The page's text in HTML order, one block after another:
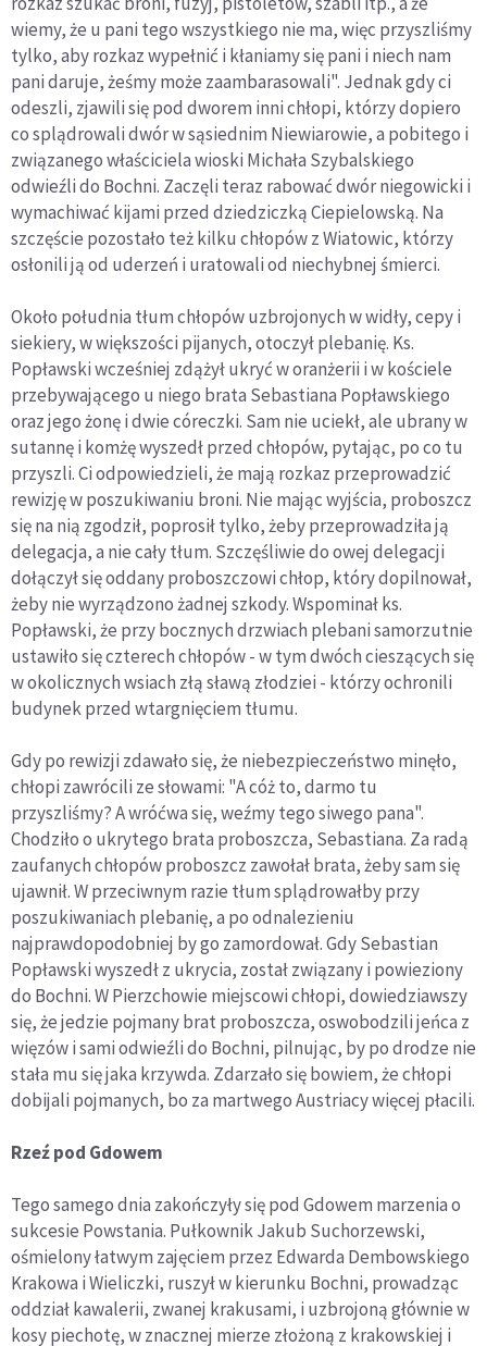
wiemy, że u pani tego wszystkiego nie ma, więc przyszliśmy
tylko, aby rozkaz wypełnić i kłaniamy się pani i niech nam
pani daruje, żeśmy może zaambarasowali". Jednak gdy ci
odeszli, zjawili się pod dworem inni chłopi, którzy dopiero
co splądrowali dwór w sąsiednim Niewiarowie, a pobitego i
związanego właściciela wioski Michała Szybalskiego
odwieźli do Bochni. Zaczęli teraz rabować dwór niegowicki i
wymachiwać kijami przed dziedziczką Ciepielowską. Na
szczęście pozostało też kilku chłopów z Wiatowic, którzy
osłonili ją od uderzeń i uratowali od niechybnej śmierci.
Około południa tłum chłopów uzbrojonych w widły, cepy i
siekiery, w większości pijanych, otoczył plebanię. Ks.
Popławski wcześniej zdążył ukryć w oranżerii i w kościele
przebywającego u niego brata Sebastiana Popławskiego
oraz jego żonę i dwie córeczki. Sam nie uciekł, ale ubrany w
sutannę i komżę wyszedł przed chłopów, pytając, po co tu
przyszli. Ci odpowiedzieli, że mają rozkaz przeprowadzić
rewizję w poszukiwaniu broni. Nie mając wyjścia, proboszcz
się na nią zgodził, poprosił tylko, żeby przeprowadziła ją
delegacja, a nie cały tłum. Szczęśliwie do owej delegacji
dołączył się oddany proboszczowi chłop, który dopilnował,
żeby nie wyrządzono żadnej szkody. Wspominał ks.
Popławski, że przy bocznych drzwiach plebani samorzutnie
ustawiło się czterech chłopów - w tym dwóch cieszących się
w okolicznych wsiach złą sławą złodziei - którzy ochronili
budynek przed wtargnięciem tłumu.
Gdy po rewizji zdawało się, że niebezpieczeństwo minęło,
chłopi zawrócili ze słowami: "A cóż to, darmo tu
przyszliśmy? A wróćwa się, weźmy tego siwego pana".
Chodziło o ukrytego brata proboszcza, Sebastiana. Za radą
zaufanych chłopów proboszcz zawołał brata, żeby sam się
ujawnił. W przeciwnym razie tłum splądrowałby przy
poszukiwaniach plebanię, a po odnalezieniu
najprawdopodobniej by go zamordował. Gdy Sebastian
Popławski wyszedł z ukrycia, został związany i powieziony
do Bochni. W Pierzchowie miejscowi chłopi, dowiedziawszy
się, że jedzie pojmany brat proboszcza, oswobodzili jeńca z
więzów i sami odwieźli do Bochni, pilnując, by po drodze nie
stała mu się jaka krzywda. Zdarzało się bowiem, że chłopi
dobijali pojmanych, bo za martwego Austriacy więcej płacili.
Rzeź pod Gdowem
Tego samego dnia zakończyły się pod Gdowem marzenia o
sukcesie Powstania. Pułkownik Jakub Suchorzewski,
ośmielony łatwym zajęciem przez Edwarda Dembowskiego
Krakowa i Wieliczki, ruszył w kierunku Bochni, prowadząc
oddział kawalerii, zwanej krakusami, i uzbrojoną głównie w
kosy piechotę, w znacznej mierze złożoną z krakowskiej i